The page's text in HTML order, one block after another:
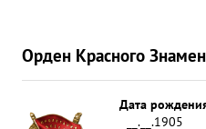
Орден Красного
Дата
__.__.1905